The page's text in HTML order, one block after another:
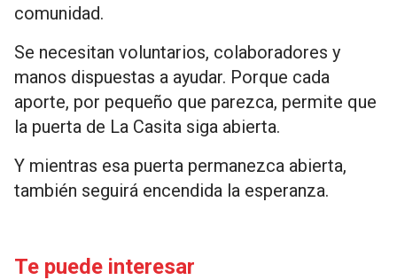
comunidad.
Se necesitan voluntarios, colaboradores y
manos dispuestas a ayudar. Porque cada
aporte, por pequeño que parezca, permite que
la puerta de La Casita siga abierta.
Y mientras esa puerta permanezca abierta,
también seguirá encendida la esperanza.
Te puede interesar